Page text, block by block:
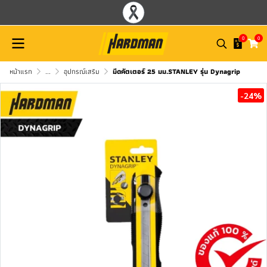
0 0
หน้าแรก ... อุปกรณ์เสริม มีดคัตเตอร์ 25 มม.STANLEY รุ่น Dynagrip
-24%